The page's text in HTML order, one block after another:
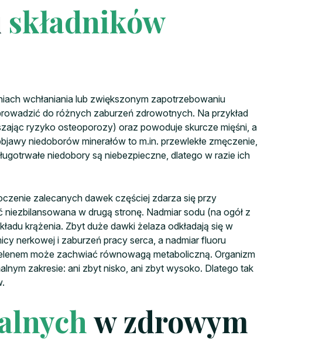
składników
wchłaniania lub zwiększonym zapotrzebowaniu
do różnych zaburzeń zdrowotnych. Na przykład
ryzyko osteoporozy) oraz powoduje skurcze mięśni, a
niedoborów minerałów to m.in. przewlekłe zmęczenie,
niedobory są niebezpieczne, dlatego w razie ich
zalecanych dawek częściej zdarza się przy
w drugą stronę. Nadmiar sodu (na ogół z
krążenia. Zbyt duże dawki żelaza odkładają się w
nerkowej i zaburzeń pracy serca, a nadmiar fluoru
może zachwiać równowagą metaboliczną. Organizm
zakresie: ani zbyt nisko, ani zbyt wysoko. Dlatego tak
w zdrowym